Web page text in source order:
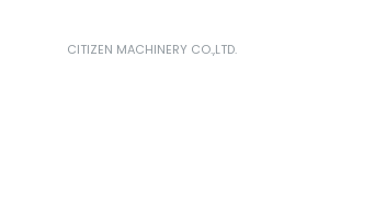
CITIZEN MACHINERY CO.,LTD.